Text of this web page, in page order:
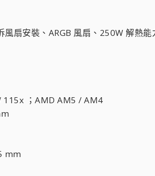
扇安裝、ARGB 風扇、250W 解熱能
；AMD AM5 / AM4
mm